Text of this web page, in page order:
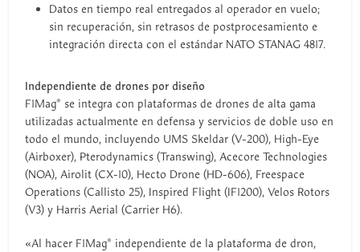
Datos en tiempo real entregados al operador en vuelo;
sin recuperación, sin retrasos de postprocesamiento e
integración directa con el estándar NATO STANAG 4817.
Independiente de drones por diseño
F1Mag® se integra con plataformas de drones de alta gama
utilizadas actualmente en defensa y servicios de doble uso en
todo el mundo, incluyendo UMS Skeldar (V-200), High-Eye
(Airboxer), Pterodynamics (Transwing), Acecore Technologies
(NOA), Airolit (CX-10), Hecto Drone (HD-606), Freespace
Operations (Callisto 25), Inspired Flight (IF1200), Velos Rotors
(V3) y Harris Aerial (Carrier H6).
«Al hacer F1Mag® independiente de la plataforma de dron,